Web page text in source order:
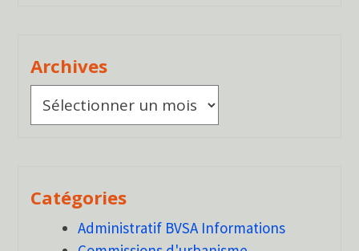
Archives
Archives
Catégories
Administratif BVSA Informations